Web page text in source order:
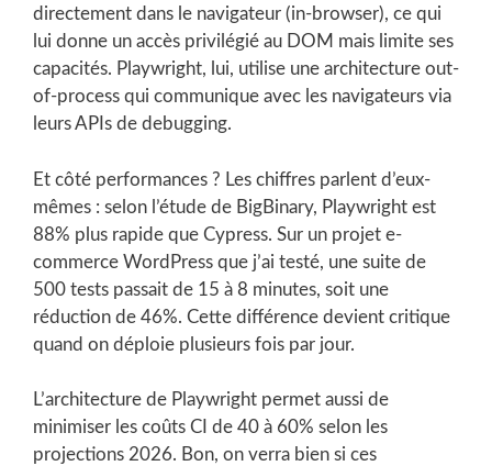
directement dans le navigateur (in-browser), ce qui
lui donne un accès privilégié au DOM mais limite ses
capacités. Playwright, lui, utilise une architecture out-
of-process qui communique avec les navigateurs via
leurs APIs de debugging.
Et côté performances ? Les chiffres parlent d’eux-
mêmes : selon l’étude de BigBinary, Playwright est
88% plus rapide que Cypress. Sur un projet e-
commerce WordPress que j’ai testé, une suite de
500 tests passait de 15 à 8 minutes, soit une
réduction de 46%. Cette différence devient critique
quand on déploie plusieurs fois par jour.
L’architecture de Playwright permet aussi de
minimiser les coûts CI de 40 à 60% selon les
projections 2026. Bon, on verra bien si ces